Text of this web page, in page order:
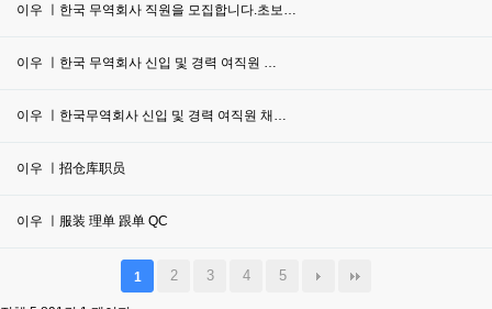
이우 ㅣ한국 무역회사 직원을 모집합니다.초보…
이우 ㅣ한국 무역회사 신입 및 경력 여직원 …
이우 ㅣ한국무역회사 신입 및 경력 여직원 채…
이우 ㅣ招仓库职员
이우 ㅣ服装 理单 跟单 QC
1 2 3 4 5